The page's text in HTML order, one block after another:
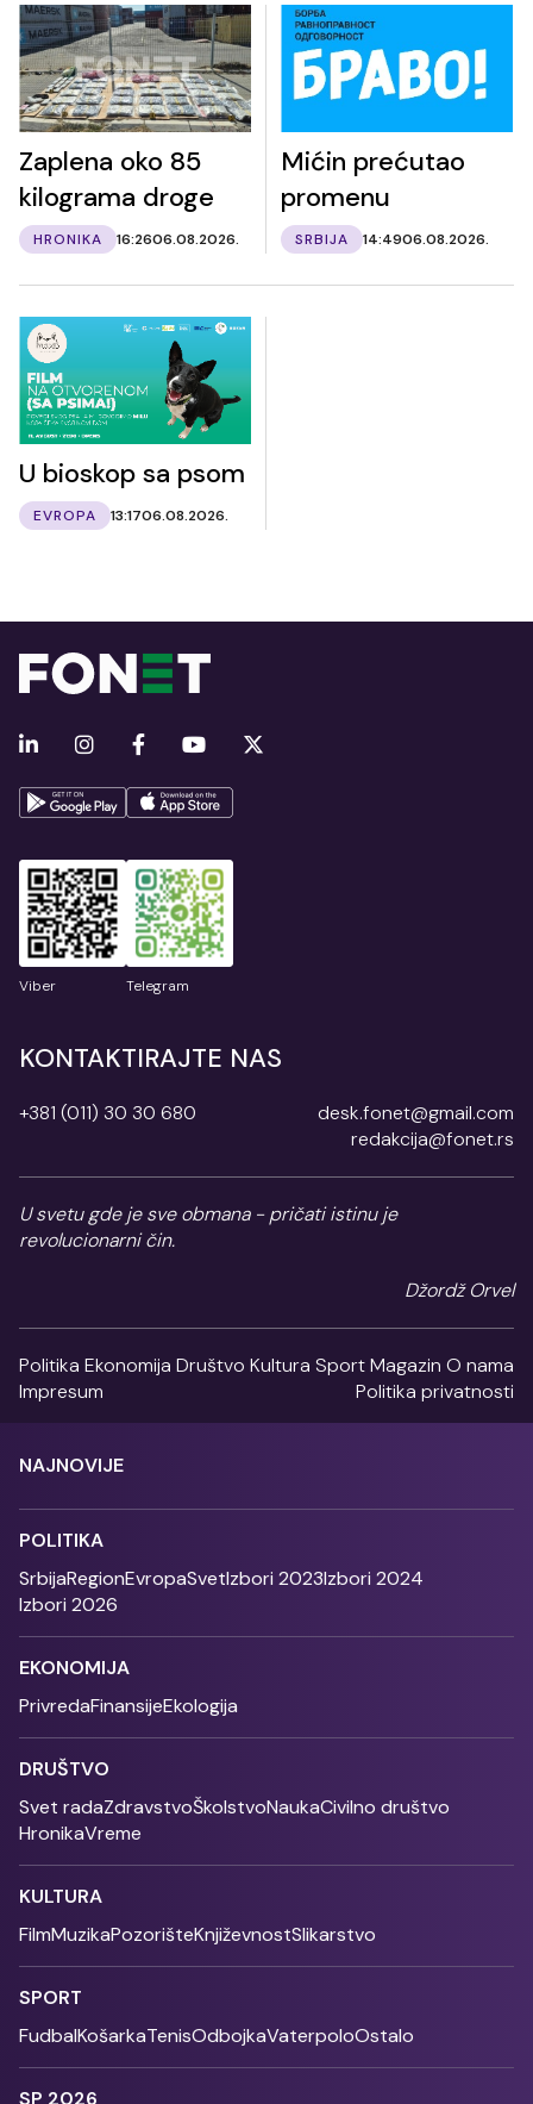
Zaplena oko 85
kilograma droge
HRONIKA 16:2606.08.2026.
Mićin prećutao
promenu
SRBIJA 14:4906.08.2026.
U bioskop sa psom
EVROPA 13:1706.08.2026.
Viber Telegram
KONTAKTIRAJTE NAS
+381 (011) 30 30 680
desk.fonet@gmail.com
redakcija@fonet.rs
U svetu gde je sve obmana - pričati istinu je
revolucionarni čin.
Džordž Orvel
Politika Ekonomija Društvo Kultura SportMagazin O nama
Impresum
Politika privatnosti
NAJNOVIJE
POLITIKA
SrbijaRegionEvropaSvetIzbori 2023Izbori 2024
Izbori 2026
EKONOMIJA
PrivredaFinansijeEkologija
DRUŠTVO
Svet radaZdravstvoŠkolstvoNaukaCivilno društvo
HronikaVreme
KULTURA
FilmMuzikaPozorišteKnjiževnostSlikarstvo
SPORT
FudbalKošarkaTenisOdbojkaVaterpoloOstalo
SP 2026